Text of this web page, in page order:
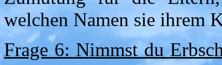
welchen Namen sie ihrem
Frage 6: Nimmst du